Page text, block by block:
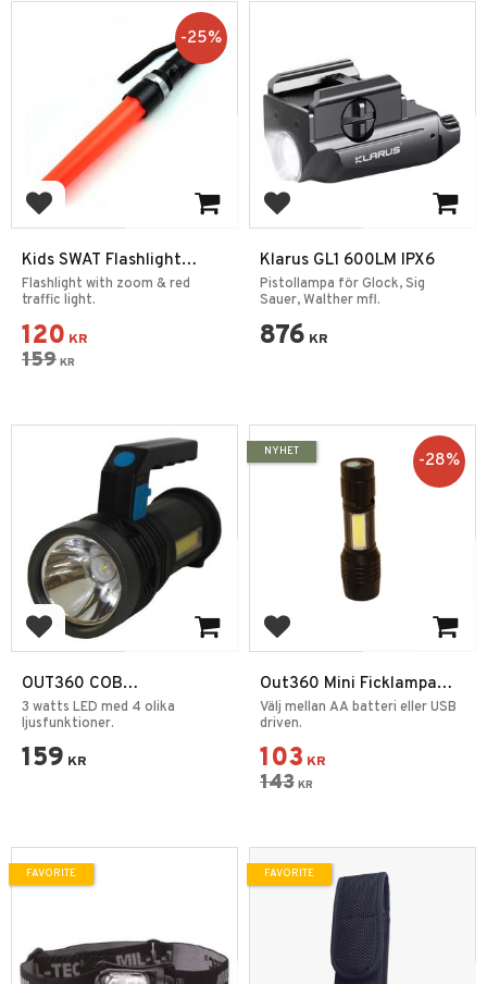
Add to favorites
Kids SWAT Flashlight
Rescue Red-stick 1000LM
Flashlight with zoom & red
traffic light.
120 KR
159 KR
25%
Add to favorites
Klarus GL1 600LM IPX6
Pistollampa för Glock, Sig
Sauer, Walther mfl.
876 KR
Add to favorites
OUT360 COB
Laddningsbar Ficklampa
USB
3 watts LED med 4 olika
ljusfunktioner.
159 KR
Add to favorites
Out360 Mini Ficklampa
Zoom Cob 120/250LM
Välj mellan AA batteri eller USB
driven.
103 KR
143 KR
28%
NYHET
FAVORITE FAVORITE